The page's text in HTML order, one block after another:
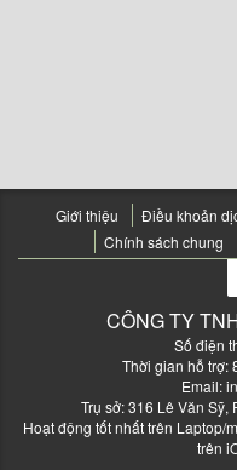
Giới thiệu Điều khoản
Chính sách chung
CÔNG TY
Số điện
Thời gian hỗ trợ:
Email:
Trụ sở: 316 Lê Văn Sỹ,
Hoạt động tốt nhất trên Laptop/
trên